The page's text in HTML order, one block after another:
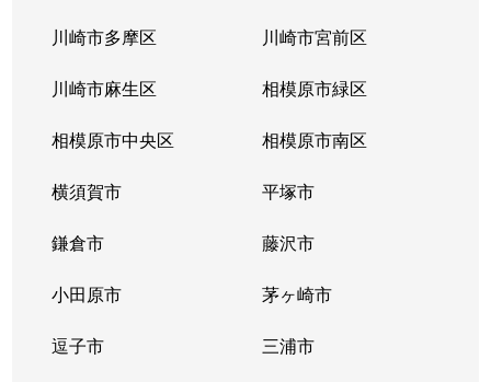
川崎市多摩区 川崎市宮前区
川崎市麻生区 相模原市緑区
相模原市中央区 相模原市南区
横須賀市 平塚市
鎌倉市 藤沢市
小田原市 茅ヶ崎市
逗子市 三浦市